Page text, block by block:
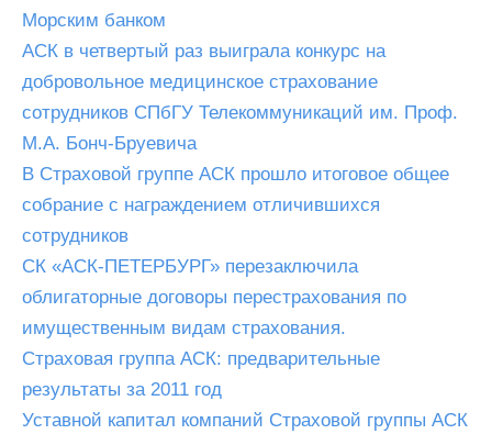
Морским банком
АСК в четвертый раз выиграла конкурс на
добровольное медицинское страхование
сотрудников СПбГУ Телекоммуникаций им. Проф.
М.А. Бонч-Бруевича
В Страховой группе АСК прошло итоговое общее
собрание с награждением отличившихся
сотрудников
СК «АСК-ПЕТЕРБУРГ» перезаключила
облигаторные договоры перестрахования по
имущественным видам страхования.
Страховая группа АСК: предварительные
результаты за 2011 год
Уставной капитал компаний Страховой группы АСК